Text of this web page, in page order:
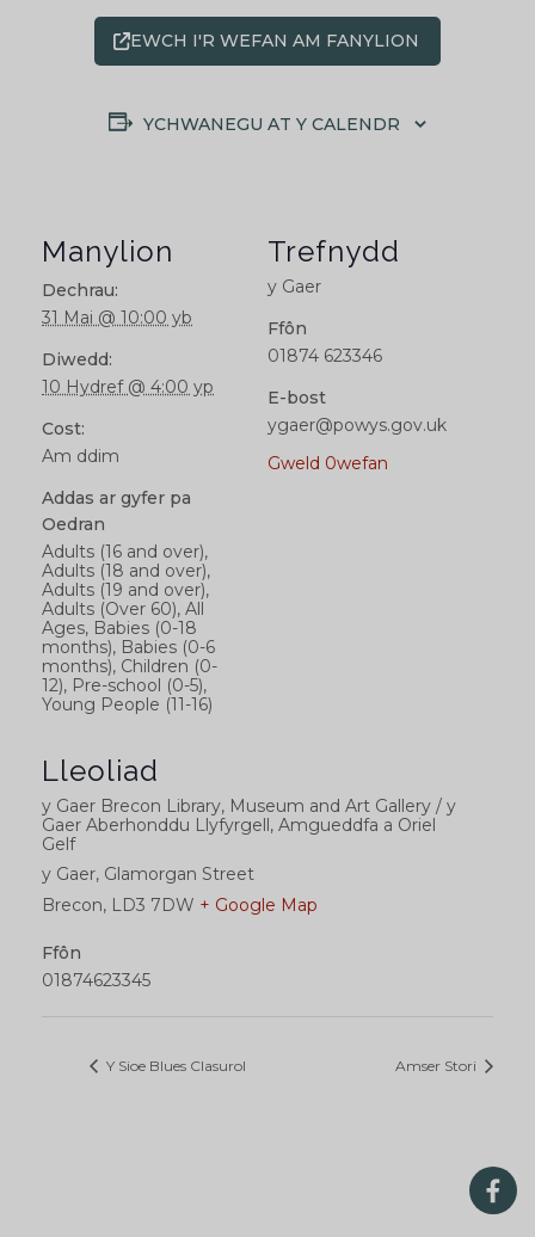
EWCH I'R WEFAN AM FANYLION
YCHWANEGU AT Y CALENDR
Manylion
Dechrau:
31 Mai @ 10:00 yb
Diwedd:
10 Hydref @ 4:00 yp
Cost:
Am ddim
Addas ar gyfer pa
Oedran
Adults (16 and over),
Adults (18 and over),
Adults (19 and over),
Adults (Over 60), All
Ages, Babies (0-18
months), Babies (0-6
months), Children (0-
12), Pre-school (0-5),
Young People (11-16)
Lleoliad
y Gaer Brecon Library, Museum and Art Gallery / y
Gaer Aberhonddu Llyfyrgell, Amgueddfa a Oriel
Gelf
y Gaer, Glamorgan Street
Brecon, LD3 7DW + Google Map
Ffôn
01874623345
Trefnydd
y Gaer
Ffôn
01874 623346
E-bost
ygaer@powys.gov.uk
Gweld 0wefan
Y Sioe Blues Clasurol Amser Stori